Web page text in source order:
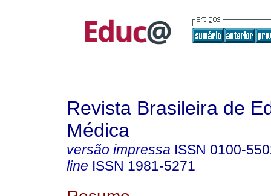
Revista Brasileira de
Médica
versão impressa ISSN 0100-
line ISSN 1981-5271